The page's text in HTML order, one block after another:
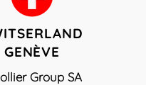
GENÈVE
Group SA